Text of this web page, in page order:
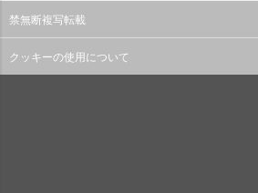
禁無断複写転載
クッキーの使用について